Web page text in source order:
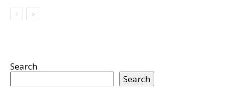
Search
Search